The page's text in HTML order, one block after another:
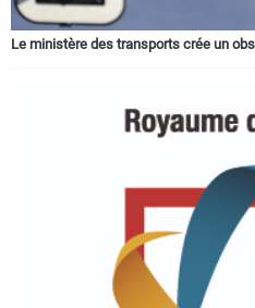
Le ministère des transports crée un